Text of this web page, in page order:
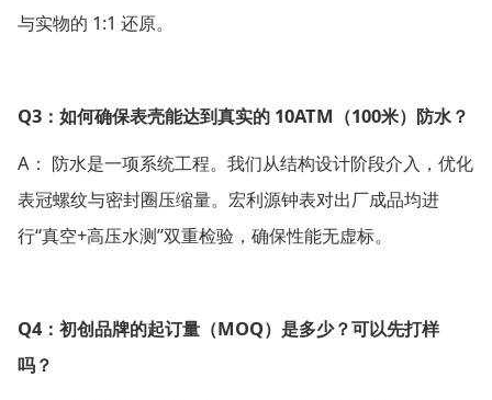
与实物的 1:1还原。
Q3 ：如何确保表壳能达到真实的 10ATM （100米）防水？
A ：
防水是一项系统工程。我们从结构设计阶段介入，优化
表冠螺纹与密封圈压缩量。宏利源钟表对出厂成品均进
行“真空+高压水测”双重检验，确保性能无虚标。
Q4：初创品牌的起订量（MOQ）是多少？可以先打样
吗？